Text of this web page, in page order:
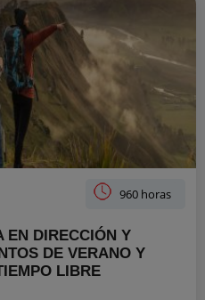
960 horas
EN DIRECCIÓN Y
DE VERANO Y
LIBRE